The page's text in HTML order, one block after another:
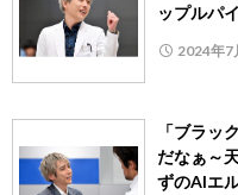
ップルパ
2024年7
「ブラッ
だなぁ～
ずのAIエ